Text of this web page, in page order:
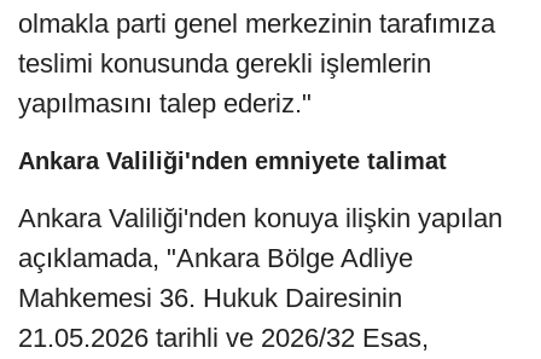
olmakla parti genel merkezinin tarafımıza
teslimi konusunda gerekli işlemlerin
yapılmasını talep ederiz."
Ankara Valiliği'nden emniyete talimat
Ankara Valiliği'nden konuya ilişkin yapılan
açıklamada, "Ankara Bölge Adliye
Mahkemesi 36. Hukuk Dairesinin
21.05.2026 tarihli ve 2026/32 Esas,